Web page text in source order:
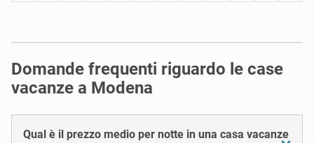
Domande frequenti riguardo le case
vacanze a Modena
Qual è il prezzo medio per notte in una casa vacanze